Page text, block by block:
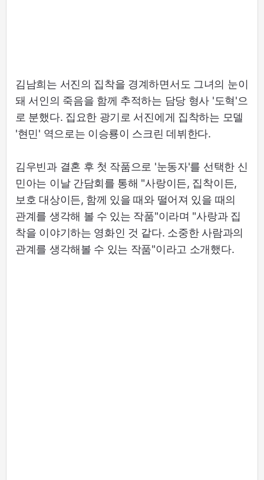
김남희는 서진의 집착을 경계하면서도 그녀의 눈이
돼 서인의 죽음을 함께 추적하는 담당 형사 '도혁'으
로 분했다. 집요한 광기로 서진에게 집착하는 모델
'현민' 역으로는 이승룡이 스크린 데뷔한다.
김우빈과 결혼 후 첫 작품으로 '눈동자'를 선택한 신
민아는 이날 간담회를 통해 "사랑이든, 집착이든,
보호 대상이든, 함께 있을 때와 떨어져 있을 때의
관계를 생각해 볼 수 있는 작품"이라며 "사랑과 집
착을 이야기하는 영화인 것 같다. 소중한 사람과의
관계를 생각해볼 수 있는 작품"이라고 소개했다.